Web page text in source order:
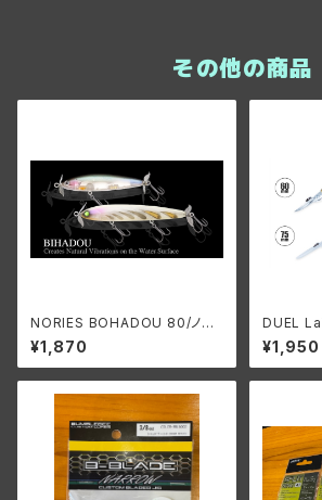
その他の商品
NORIES BOHADOU 80/ノリ
ーズ ビハドウ80
¥1,870
DUEL
エル ラト
¥1,950